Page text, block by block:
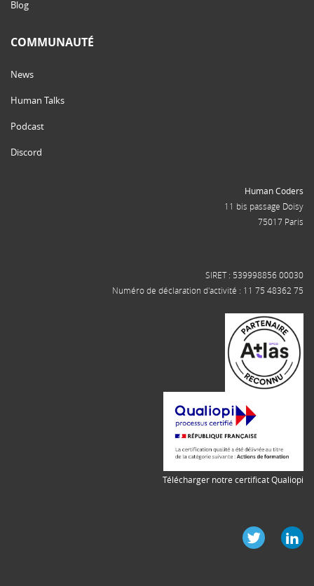
Blog
COMMUNAUTÉ
News
Human Talks
Podcast
Discord
Human Coders
11 bis passage Doisy
75017 Paris
SIRET : 539998856 00030
Numéro de déclaration d'activité : 11 75 48362 75
Télécharger notre certificat Qualiopi